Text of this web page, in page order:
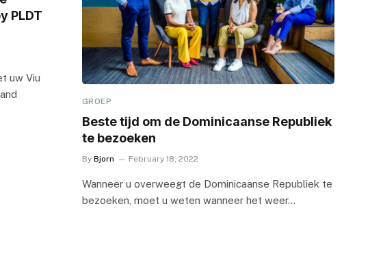
PLDT
uw Viu
GROEP
Beste tijd om de Dominicaanse Republiek
te bezoeken
By Bjorn February 18, 2022
Wanneer u overweegt de Dominicaanse Republiek te
bezoeken, moet u weten wanneer het weer…